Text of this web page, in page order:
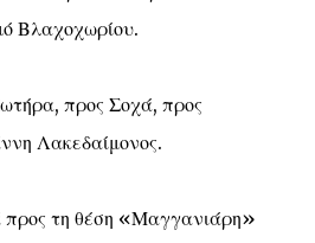
Βλαχοχωρίου.
προς Σοχά, προς
Λακεδαίμονος.
τη θέση «Μαγγανιάρη»